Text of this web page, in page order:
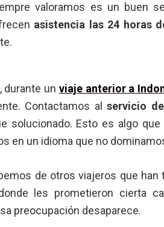
valoramos es un buen
asistencia las 24 horas
durante un viaje anterior a
Contactamos alservicio
solucionado. Esto es algo
en un idioma que no
de otros viajeros que han
les prometieron cierta
preocupación desaparece.